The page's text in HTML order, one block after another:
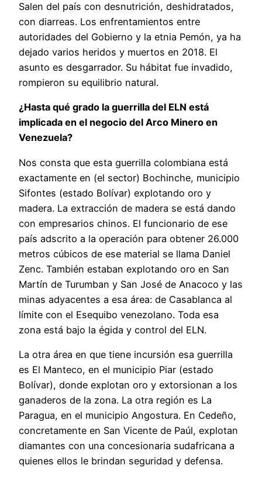
Salen del país con desnutrición, deshidratados,
con diarreas. Los enfrentamientos entre
autoridades del Gobierno y la etnia Pemón, ya ha
dejado varios heridos y muertos en 2018. El
asunto es desgarrador. Su hábitat fue invadido,
rompieron su equilibrio natural.
¿Hasta qué grado la guerrilla del ELN está
implicada en el negocio del Arco Minero en
Venezuela?
Nos consta que esta guerrilla colombiana está
exactamente en (el sector) Bochinche, municipio
Sifontes (estado Bolívar) explotando oro y
madera. La extracción de madera se está dando
con empresarios chinos. El funcionario de ese
país adscrito a la operación para obtener 26.000
metros cúbicos de ese material se llama Daniel
Zenc. También estaban explotando oro en San
Martín de Turumban y San José de Anacoco y las
minas adyacentes a esa área: de Casablanca al
límite con el Esequibo venezolano. Toda esa
zona está bajo la égida y control del ELN.
La otra área en que tiene incursión esa guerrilla
es El Manteco, en el municipio Piar (estado
Bolívar), donde explotan oro y extorsionan a los
ganaderos de la zona. La otra región es La
Paragua, en el municipio Angostura. En Cedeño,
concretamente en San Vicente de Paúl, explotan
diamantes con una concesionaria sudafricana a
quienes ellos le brindan seguridad y defensa.